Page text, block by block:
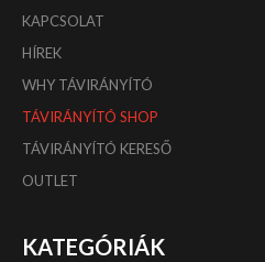
KAPCSOLAT
HÍREK
WHY TÁVIRÁNYÍTÓ
TÁVIRÁNYÍTÓ SHOP
TÁVIRÁNYÍTÓ KERESŐ
OUTLET
KATEGÓRIÁK